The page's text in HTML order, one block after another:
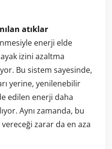
atıklar
enerji elde
izini azaltma
Bu sistem sayesinde,
yerine, yenilenebilir
edilen enerji daha
Aynı zamanda, bu
zarar da en aza